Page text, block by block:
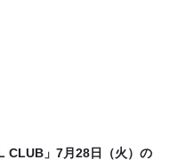
CLUB」7月28日（火）の